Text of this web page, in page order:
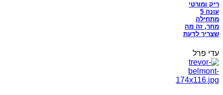
ריק ומורטי
עונה 5
מתחילה
מחר, זה מה
שצריך לדעת
עדי פרל